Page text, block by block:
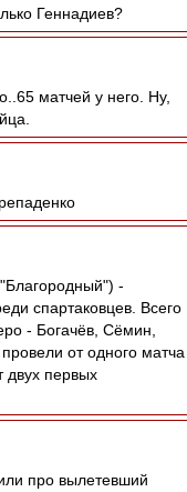
Геннадиев?
матчей у него. Ну,
-
спартаковцев. Всего
- Богачёв, Сёмин,
от одного матча
двух первых
про вылетевший